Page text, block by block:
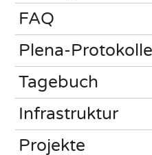
FAQ
Plena-Protokolle
Tagebuch
Infrastruktur
Projekte